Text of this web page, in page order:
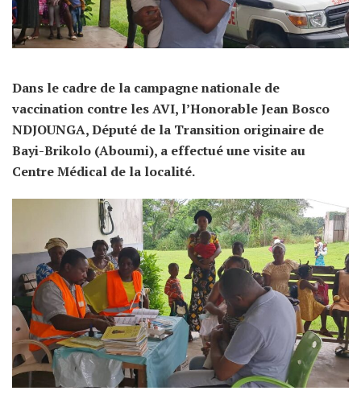
Dans le cadre de la campagne nationale de
vaccination contre les AVI, l’Honorable Jean Bosco
NDJOUNGA, Député de la Transition originaire de
Bayi-Brikolo (Aboumi), a effectué une visite au
Centre Médical de la localité.